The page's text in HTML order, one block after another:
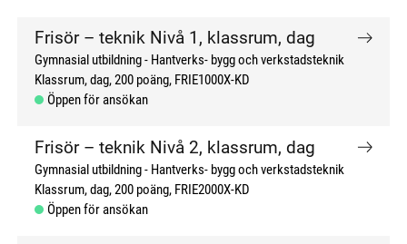
Frisör – teknik Nivå 1, klassrum, dag
Gymnasial utbildning
Hantverks- bygg och verkstadsteknik
Klassrum, dag 200 poäng FRIE1000X-KD
Öppen för ansökan
Frisör – teknik Nivå 2, klassrum, dag
Gymnasial utbildning
Hantverks- bygg och verkstadsteknik
Klassrum, dag 200 poäng FRIE2000X-KD
Öppen för ansökan